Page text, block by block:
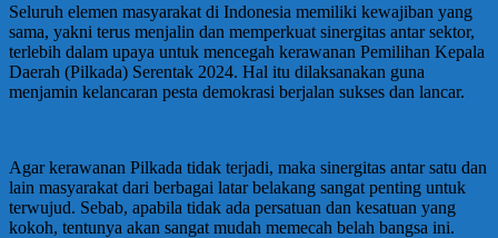
Seluruh elemen masyarakat di Indonesia memiliki kewajiban yang
sama, yakni terus menjalin dan memperkuat sinergitas antar sektor,
terlebih dalam upaya untuk mencegah kerawanan Pemilihan Kepala
Daerah (Pilkada) Serentak 2024. Hal itu dilaksanakan guna
menjamin kelancaran pesta demokrasi berjalan sukses dan lancar.
Agar kerawanan Pilkada tidak terjadi, maka sinergitas antar satu dan
lain masyarakat dari berbagai latar belakang sangat penting untuk
terwujud. Sebab, apabila tidak ada persatuan dan kesatuan yang
kokoh, tentunya akan sangat mudah memecah belah bangsa ini.